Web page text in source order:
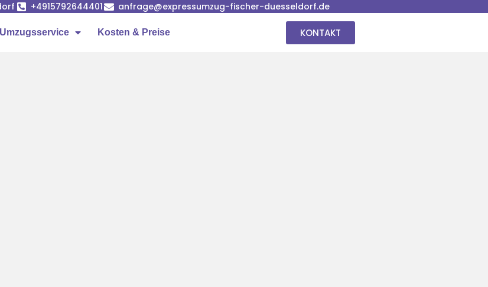
+4915792644401 anfrage@expressumzug-fischer-duesseldorf.de
Umzugsservice Kosten & Preise KONTAKT